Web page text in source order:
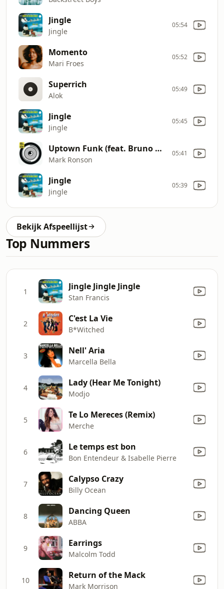
Jingle
Jingle
05:54
Momento
Mari Froes
05:52
Superrich
Alok
05:49
Jingle
Jingle
05:45
Uptown Funk (feat. Bruno Mars)
Mark Ronson
05:41
Jingle
Jingle
05:39
Bekijk Afspeellijst
Top Nummers
1 Jingle Jingle Jingle
Stan Francis
2 C'est La Vie
B*Witched
3 Nell' Aria
Marcella Bella
4 Lady (Hear Me Tonight)
Modjo
5 Te Lo Mereces (Remix)
Merche
6 Le temps est bon
Bon Entendeur & Isabelle Pierre
7 Calypso Crazy
Billy Ocean
8 Dancing Queen
ABBA
9 Earrings
Malcolm Todd
10 Return of the Mack
Mark Morrison